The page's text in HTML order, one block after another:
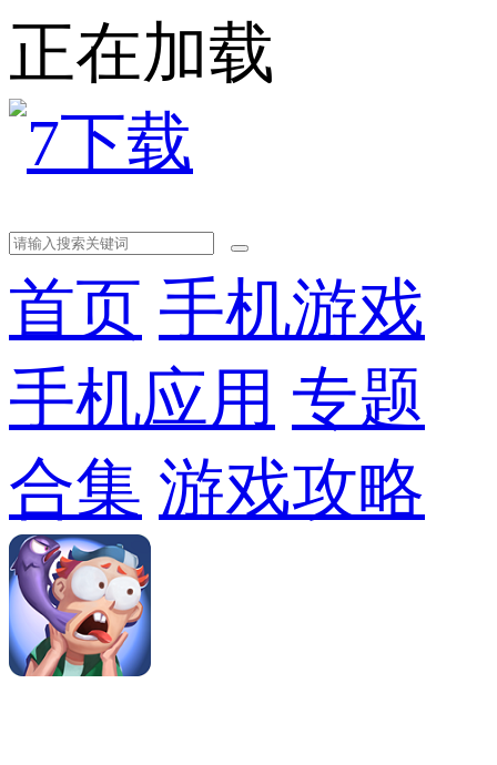
正在加载
首页 手机游戏
手机应用 专题
合集 游戏攻略